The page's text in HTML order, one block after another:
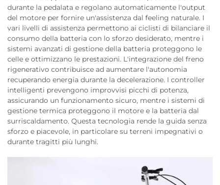
durante la pedalata e regolano automaticamente l'output
del motore per fornire un'assistenza dal feeling naturale. I
vari livelli di assistenza permettono ai ciclisti di bilanciare il
consumo della batteria con lo sforzo desiderato, mentre i
sistemi avanzati di gestione della batteria proteggono le
celle e ottimizzano le prestazioni. L'integrazione del freno
rigenerativo contribuisce ad aumentare l'autonomia
recuperando energia durante la decelerazione. I controller
intelligenti prevengono improvvisi picchi di potenza,
assicurando un funzionamento sicuro, mentre i sistemi di
gestione termica proteggono il motore e la batteria dal
surriscaldamento. Questa tecnologia rende la guida senza
sforzo e piacevole, in particolare su terreni impegnativi o
durante tragitti più lunghi.